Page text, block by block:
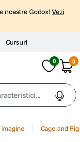
noastre Godox! Vezi
Cursuri
0 0
Cage and Rig